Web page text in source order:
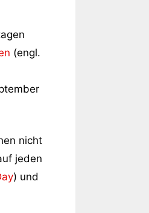
(engl.
nicht
jeden
) und